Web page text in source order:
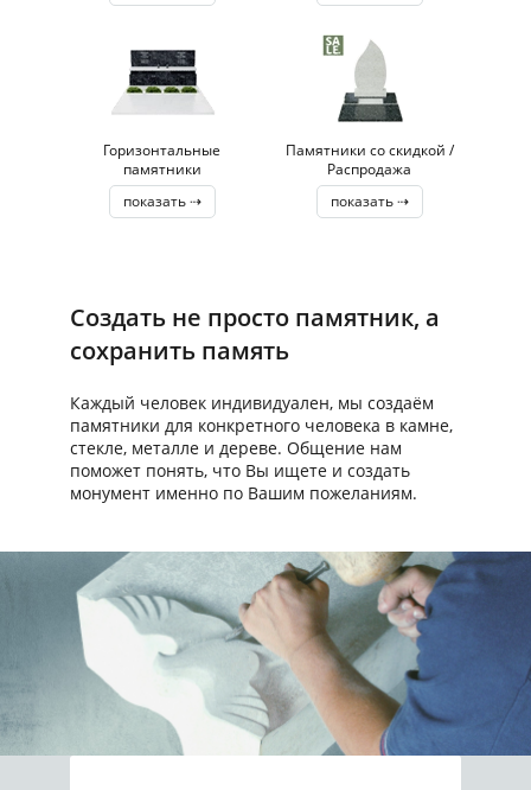
Горизонтальные
памятники
показать ⇢
Памятники со скидкой /
Распродажа
показать ⇢
Создать не просто памятник, а
сохранить память
Каждый человек индивидуален, мы создаём
памятники для конкретного человека в камне,
стекле, металле и дереве. Общение нам
поможет понять, что Вы ищете и создать
монумент именно по Вашим пожеланиям.